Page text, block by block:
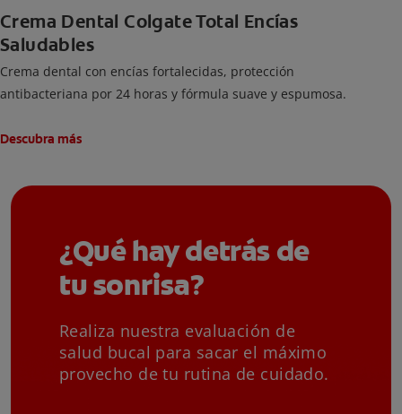
Crema Dental Colgate Total Encías
Saludables
Crema dental con encías fortalecidas, protección
antibacteriana por 24 horas y fórmula suave y espumosa.
Descubra más
¿Qué hay detrás de
tu sonrisa?
Realiza nuestra evaluación de
salud bucal para sacar el máximo
provecho de tu rutina de cuidado.